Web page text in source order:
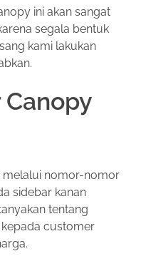
ini akan sangat
segala bentuk
kami lakukan
melalui nomor-nomor
sidebar kanan
tentang
customer